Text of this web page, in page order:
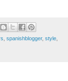
, spanishblogger, style,